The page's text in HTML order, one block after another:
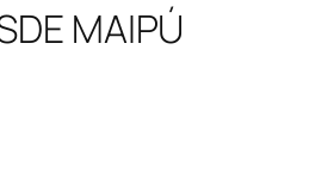
MAIPÚ